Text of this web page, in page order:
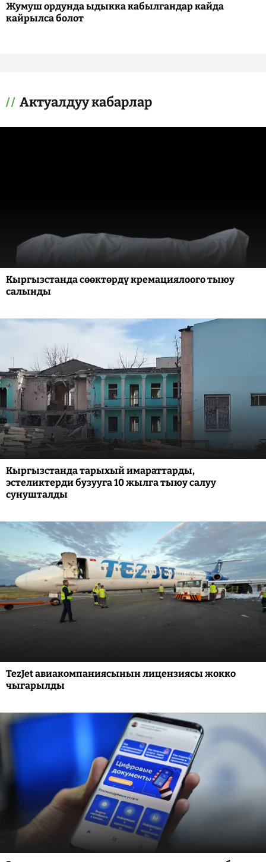
Жумуш ордунда ыдыкка кабылгандар кайда
кайрылса болот
Актуалдуу кабарлар
Кыргызстанда сөөктөрдү кремациялоого тыюу
салынды
Кыргызстанда тарыхый имараттарды,
эстеликтерди бузууга 10 жылга тыюу салуу
сунушталды
TezJet авиакомпаниясынын лицензиясы жокко
чыгарылды